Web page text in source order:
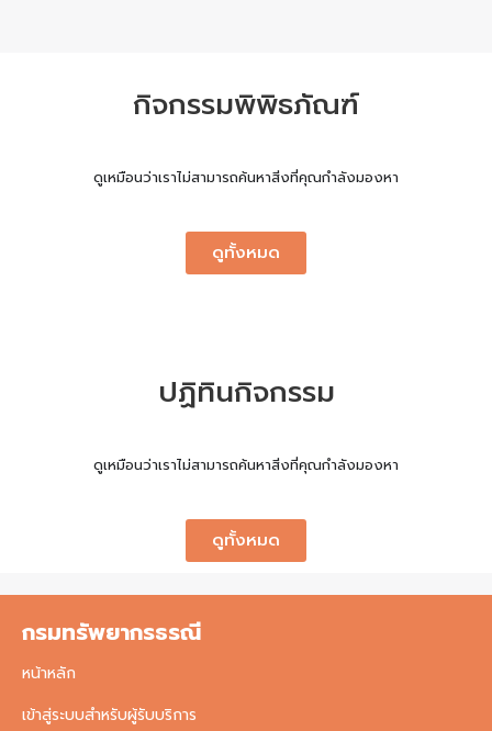
กิจกรรมพิพิธภัณฑ์​
ดูเหมือนว่าเราไม่สามารถค้นหาสิ่งที่คุณกำลังมองหา
ดูทั้งหมด
ปฏิทินกิจกรรม
ดูเหมือนว่าเราไม่สามารถค้นหาสิ่งที่คุณกำลังมองหา
ดูทั้งหมด
กรมทรัพยากรธรณี
หน้าหลัก
เข้าสู่ระบบสำหรับผู้รับบริการ